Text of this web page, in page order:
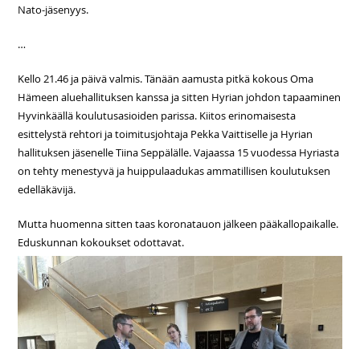
Nato-jäsenyys.
…
Kello 21.46 ja päivä valmis. Tänään aamusta pitkä kokous Oma
Hämeen aluehallituksen kanssa ja sitten Hyrian johdon tapaaminen
Hyvinkäällä koulutusasioiden parissa. Kiitos erinomaisesta
esittelystä rehtori ja toimitusjohtaja Pekka Vaittiselle ja Hyrian
hallituksen jäsenelle Tiina Seppälälle. Vajaassa 15 vuodessa Hyriasta
on tehty menestyvä ja huippulaadukas ammatillisen koulutuksen
edelläkävijä.
Mutta huomenna sitten taas koronatauon jälkeen pääkallopaikalle.
Eduskunnan kokoukset odottavat.